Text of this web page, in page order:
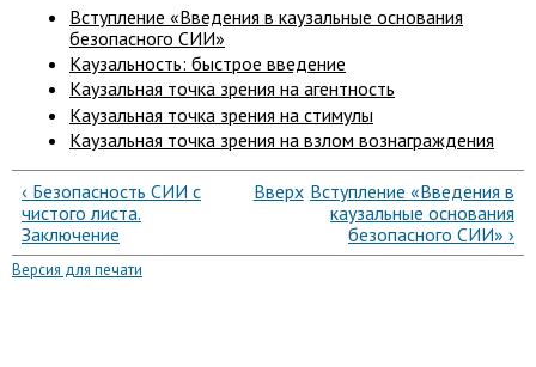
Вступление «Введения в каузальные основания
безопасного СИИ»
Каузальность: быстрое введение
Каузальная точка зрения на агентность
Каузальная точка зрения на стимулы
Каузальная точка зрения на взлом вознаграждения
‹ Безопасность СИИ с
чистого листа.
Заключение
Вверх Вступление «Введения в
каузальные основания
безопасного СИИ» ›
Версия для печати